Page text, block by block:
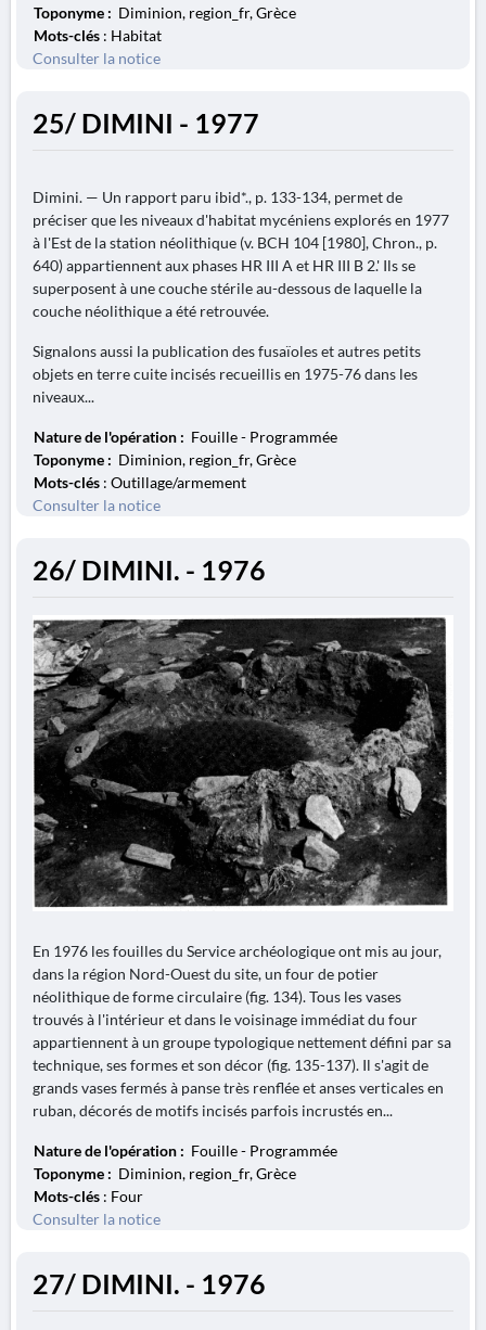
Toponyme : Diminion, region_fr, Grèce
Mots-clés : Habitat
Consulter la notice
25/ DIMINI - 1977
Dimini. — Un rapport paru ibid*., p. 133-134, permet de
préciser que les niveaux d'habitat mycéniens explorés en 1977
à l'Est de la station néolithique (v. BCH 104 [1980], Chron., p.
640) appartiennent aux phases HR III A et HR III B 2.' Ils se
superposent à une couche stérile au-dessous de laquelle la
couche néolithique a été retrouvée.
Signalons aussi la publication des fusaïoles et autres petits
objets en terre cuite incisés recueillis en 1975-76 dans les
niveaux...
Nature de l'opération : Fouille - Programmée
Toponyme : Diminion, region_fr, Grèce
Mots-clés : Outillage/armement
Consulter la notice
26/ DIMINI. - 1976
En 1976 les fouilles du Service archéologique ont mis au jour,
dans la région Nord-Ouest du site, un four de potier
néolithique de forme circulaire (fig. 134). Tous les vases
trouvés à l'intérieur et dans le voisinage immédiat du four
appartiennent à un groupe typologique nettement défini par sa
technique, ses formes et son décor (fig. 135-137). Il s'agit de
grands vases fermés à panse très renflée et anses verticales en
ruban, décorés de motifs incisés parfois incrustés en...
Nature de l'opération : Fouille - Programmée
Toponyme : Diminion, region_fr, Grèce
Mots-clés : Four
Consulter la notice
27/ DIMINI. - 1976